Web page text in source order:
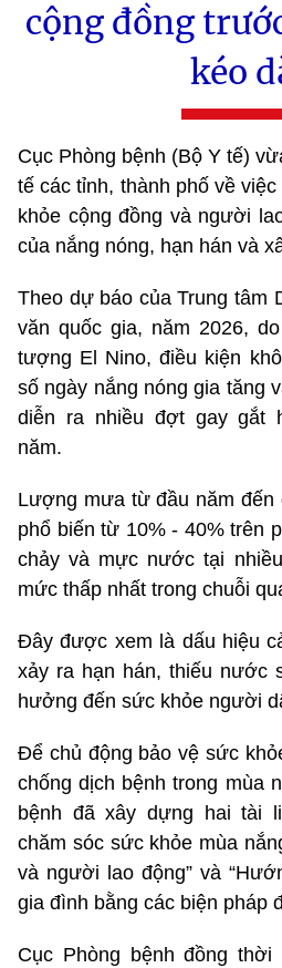
cộng đồng
kéo
Cục Phòng bệnh (Bộ Y tế)
tế các tỉnh, thành phố về
khỏe cộng đồng và người
của nắng nóng, hạn hán và
Theo dự báo của Trung tâm
văn quốc gia, năm 2026,
tượng El Nino, điều kiện
số ngày nắng nóng gia tăng
diễn ra nhiều đợt gay gắt
năm.
Lượng mưa từ đầu năm đến
phổ biến từ 10% - 40% trên
chảy và mực nước tại
mức thấp nhất trong chuỗi
Đây được xem là dấu hiệu
xảy ra hạn hán, thiếu nước
hưởng đến sức khỏe người
Để chủ động bảo vệ sức
chống dịch bệnh trong mùa
bệnh đã xây dựng hai tài
chăm sóc sức khỏe mùa
và người lao động” và
gia đình bằng các biện pháp
Cục Phòng bệnh đồng